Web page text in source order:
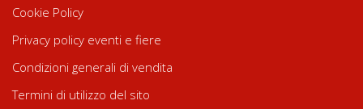
Cookie Policy
Privacy policy eventi e fiere
Condizioni generali di vendita
Termini di utilizzo del sito